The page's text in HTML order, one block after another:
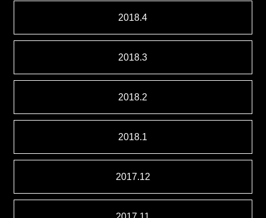
2018.4
2018.3
2018.2
2018.1
2017.12